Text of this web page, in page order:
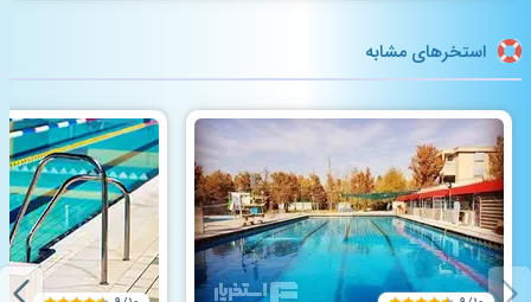
استخرهای مشابه